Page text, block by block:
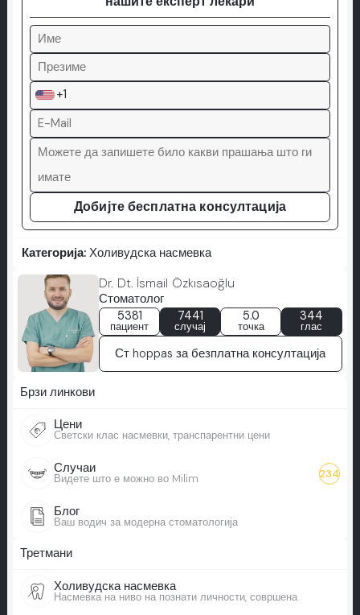
+1
Добијте бесплатна консултација
Категорија: Холивудска насмевка
Dr. Dt. İsmail Özkısaoğlu
Стоматолог
5381
пациент
7441
случај
5.0
точка
344
глас
Ст hoppas за безплатна консултација
Брзи линкови
Цени
Светски клас насмевки, транспарентни цени
Случаи
Видете што е можно во Milim 234
Блог
Ваш водич за модерна стоматологија
Третмани
Холивудска насмевка
Насмевка на ниво на познати личности, совршена